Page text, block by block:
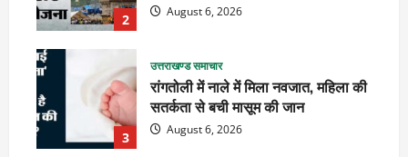
2 August 6, 2026
3
उत्तराखण्ड समाचार
रांगतोली में नाले में मिला नवजात, महिला की
सतर्कता से बची मासूम की जान
August 6, 2026